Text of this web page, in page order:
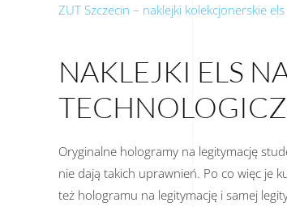
ZUT Szczecin – naklejki kolekcjonerskie
NAKLEJKI ELS
Oryginalne hologramy na legitymację
nie dają takich uprawnień. Po co więc je
też hologramu na legitymację i samej